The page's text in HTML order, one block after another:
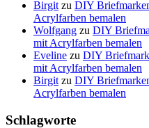
Birgit zu DIY
Acrylfarben bemalen
Wolfgang zu DIY
mit Acrylfarben bemalen
Eveline zu DIY
mit Acrylfarben bemalen
Birgit zu DIY
Acrylfarben bemalen
Schlagworte